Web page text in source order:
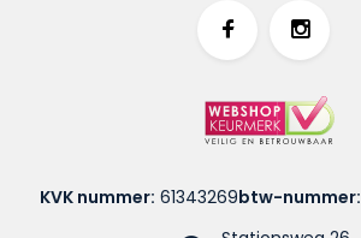
KVK nummer: 61343269btw-nummer: